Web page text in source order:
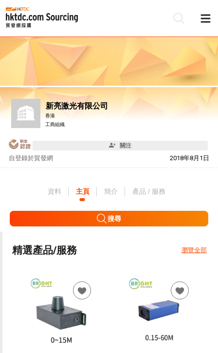
新亮激光有限公司
香港
工商組織
關注
自 2018年8月1日
登錄於貿發網
資料 主頁 簡介 產品 / 服務
搜尋
精選產品/服務 瀏覽全部